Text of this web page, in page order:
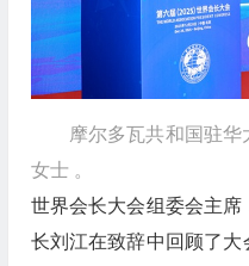
摩尔多瓦共和国驻
女士 。
世界会长大会组委会主
长刘江在致辞中回顾了